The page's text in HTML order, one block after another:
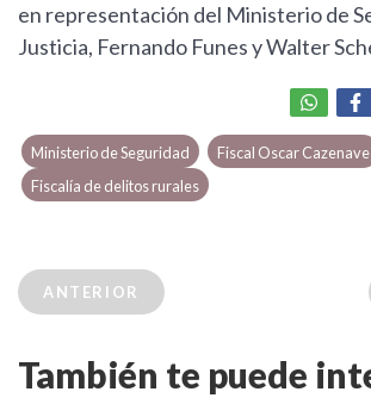
en representación del Ministerio de
Justicia, Fernando Funes y Walter
Ministerio de Seguridad Fiscal Oscar Cazenave
Fiscalía de delitos rurales
ANTERIOR
También te puede